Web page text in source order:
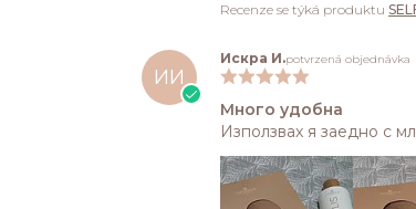
Recenze se týká produktu
ИИ
Искра И.potvrzená objednávka
Много удобна
Използвах я заедно с